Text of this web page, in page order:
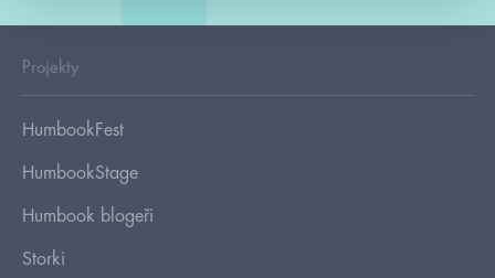
Projekty
HumbookFest
HumbookStage
Humbook blogeři
Storki